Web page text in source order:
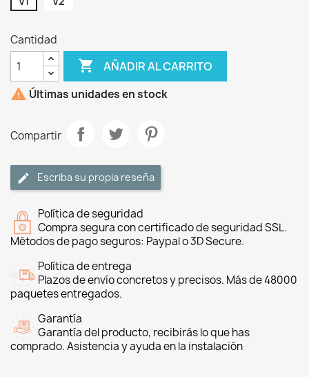
Cantidad
 AÑADIR AL CARRITO
 Últimas unidades en stock
Compartir
Escriba su propia reseña
Política de seguridad
Compra segura con certificado de seguridad SSL.
Métodos de pago seguros: Paypal o 3D Secure.
Política de entrega
Plazos de envío concretos y precisos. Más de 48000
paquetes entregados.
Garantía
Garantía del producto, recibirás lo que has
comprado. Asistencia y ayuda en la instalación